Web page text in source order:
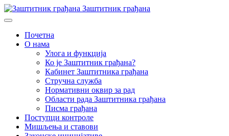
Заштитник грађана
Почетна
О нама
Улога и функција
Ко је Заштитник грађана?
Кабинет Заштитника грађана
Стручна служба
Нормативни оквир за рад
Области рада Заштитника грађана
Писма грађана
Поступци контроле
Мишљења и ставови